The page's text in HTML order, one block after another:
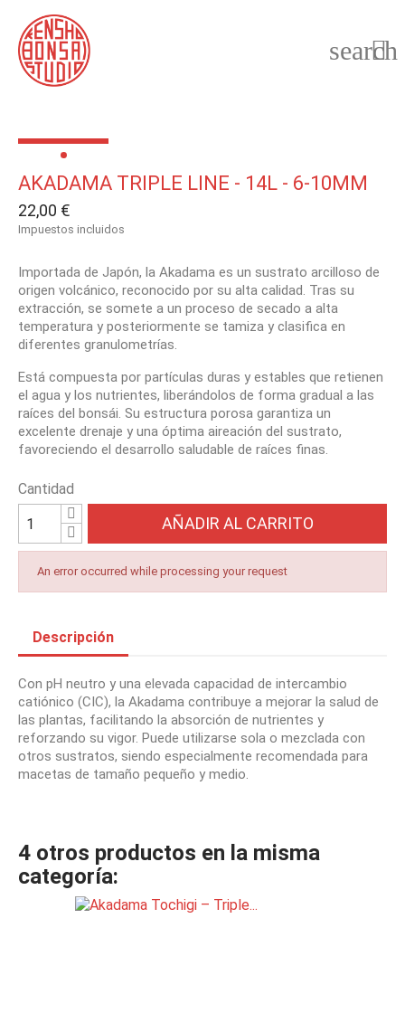

search
AKADAMA TRIPLE LINE - 14L - 6-10MM
22,00 €
Impuestos incluidos
Importada de Japón, la Akadama es un sustrato arcilloso de
origen volcánico, reconocido por su alta calidad. Tras su
extracción, se somete a un proceso de secado a alta
temperatura y posteriormente se tamiza y clasifica en
diferentes granulometrías.
Está compuesta por partículas duras y estables que retienen
el agua y los nutrientes, liberándolos de forma gradual a las
raíces del bonsái. Su estructura porosa garantiza un
excelente drenaje y una óptima aireación del sustrato,
favoreciendo el desarrollo saludable de raíces finas.
Cantidad
AÑADIR AL CARRITO
An error occurred while processing your request
Descripción
Con pH neutro y una elevada capacidad de intercambio
catiónico (CIC), la Akadama contribuye a mejorar la salud de
las plantas, facilitando la absorción de nutrientes y
reforzando su vigor. Puede utilizarse sola o mezclada con
otros sustratos, siendo especialmente recomendada para
macetas de tamaño pequeño y medio.
4 otros productos en la misma
categoría: